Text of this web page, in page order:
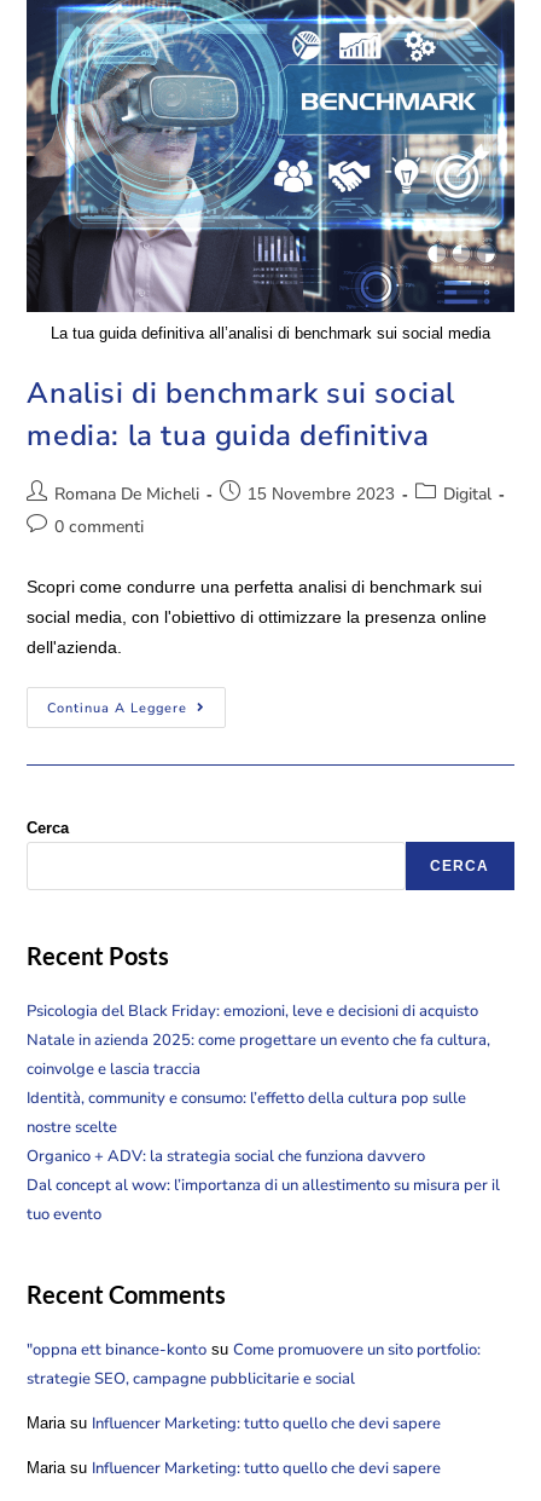
La tua guida definitiva all’analisi di benchmark sui social media
Analisi di benchmark sui social
media: la tua guida definitiva
Romana De Micheli 15 Novembre 2023
Digital
0 commenti
Scopri come condurre una perfetta analisi di benchmark sui
social media, con l'obiettivo di ottimizzare la presenza online
dell'azienda.
Continua A Leggere
Cerca
CERCA
Recent Posts
Psicologia del Black Friday: emozioni, leve e decisioni di acquisto
Natale in azienda 2025: come progettare un evento che fa cultura,
coinvolge e lascia traccia
Identità, community e consumo: l’effetto della cultura pop sulle
nostre scelte
Organico + ADV: la strategia social che funziona davvero
Dal concept al wow: l’importanza di un allestimento su misura per il
tuo evento
Recent Comments
"oppna ett binance-konto suCome promuovere un sito portfolio:
strategie SEO, campagne pubblicitarie e social
Mariasu Influencer Marketing: tutto quello che devi sapere
Mariasu Influencer Marketing: tutto quello che devi sapere